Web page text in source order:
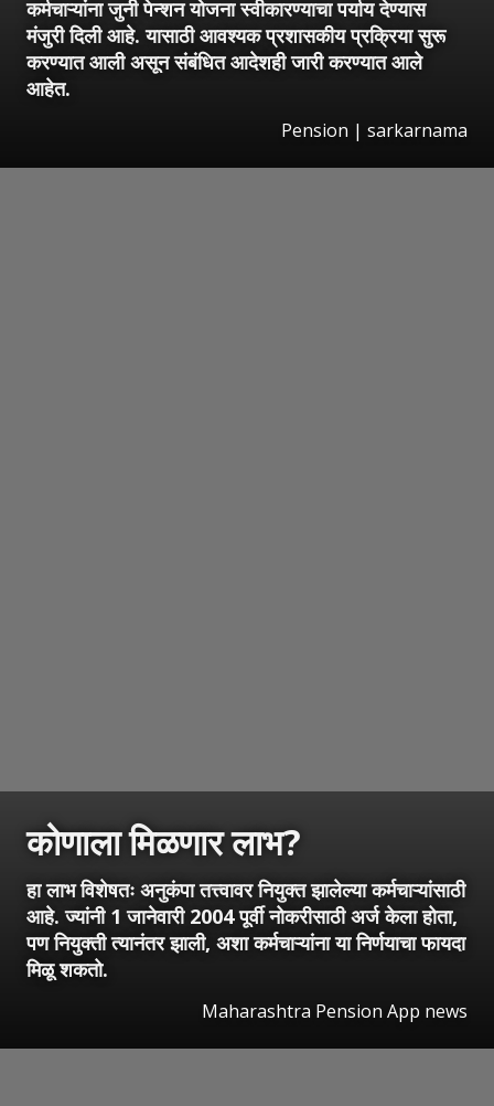
कर्मचाऱ्यांना जुनी पेन्शन योजना स्वीकारण्याचा पर्याय देण्यास
मंजुरी दिली आहे. यासाठी आवश्यक प्रशासकीय प्रक्रिया सुरू
करण्यात आली असून संबंधित आदेशही जारी करण्यात आले
आहेत.
Pension | sarkarnama
कोणाला मिळणार लाभ?
हा लाभ विशेषतः अनुकंपा तत्त्वावर नियुक्त झालेल्या कर्मचाऱ्यांसाठी
आहे. ज्यांनी 1 जानेवारी 2004 पूर्वी नोकरीसाठी अर्ज केला होता,
पण नियुक्ती त्यानंतर झाली, अशा कर्मचाऱ्यांना या निर्णयाचा फायदा
मिळू शकतो.
Maharashtra Pension App news